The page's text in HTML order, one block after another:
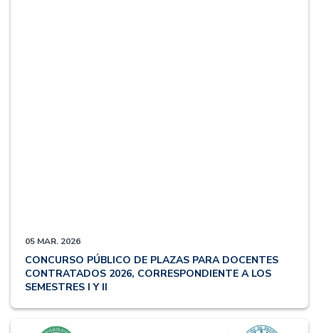
05 MAR. 2026
CONCURSO PÚBLICO DE PLAZAS PARA DOCENTES
CONTRATADOS 2026, CORRESPONDIENTE A LOS
SEMESTRES I Y II